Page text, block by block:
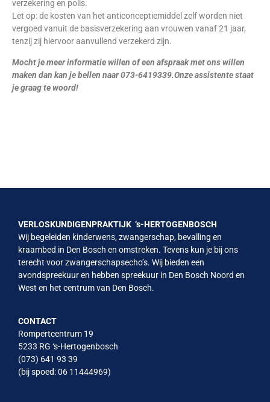
verzekering en polis.
Let op: de kosten van het anticonceptiemiddel zelf worden niet
vergoed vanuit de basisverzekering aan vrouwen vanaf 21 jaar,
tenzij zij hiervoor aanvullend verzekerd zijn.
Mocht je meer informatie willen of een afspraak met ons willen
maken dan kan je bellen naar 073-6419339.Onze assistente staat
je graag te woord!
VERLOSKUNDIGENPRAKTIJK ‘s-HERTOGENBOSCH
Wij begeleiden kinderwens, zwangerschap, bevalling en
kraambed in Den Bosch en omstreken. Tevens kun je bij ons
terecht voor zwangerschapsecho’s. Wij bieden een
avondspreekuur en hebben spreekuur in Den Bosch Noord en
West en het centrum van Den Bosch.
CONTACT
Rompertcentrum 19
5233 RG ‘s-Hertogenbosch
(073) 641 93 39
(bij spoed: 06 11444969)